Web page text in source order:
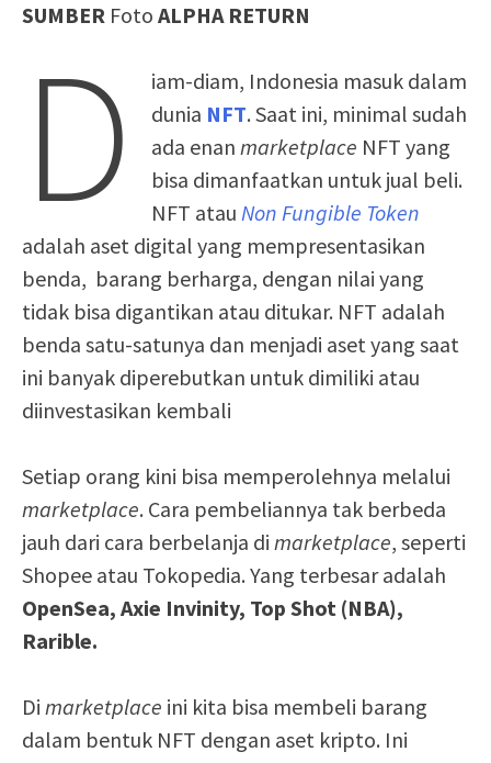
SUMBER Foto ALPHA RETURN
D
iam-diam, Indonesia masuk dalam
dunia NFT. Saat ini, minimal sudah
ada enan marketplace NFT yang
bisa dimanfaatkan untuk jual beli.
NFT atau Non Fungible Token
adalah aset digital yang mempresentasikan
benda, barang berharga, dengan nilai yang
tidak bisa digantikan atau ditukar. NFT adalah
benda satu-satunya dan menjadi aset yang saat
ini banyak diperebutkan untuk dimiliki atau
diinvestasikan kembali
Setiap orang kini bisa memperolehnya melalui
marketplace. Cara pembeliannya tak berbeda
jauh dari cara berbelanja di marketplace, seperti
Shopee atau Tokopedia. Yang terbesar adalah
OpenSea, Axie Invinity, Top Shot (NBA),
Rarible.
Di marketplace ini kita bisa membeli barang
dalam bentuk NFT dengan aset kripto. Ini